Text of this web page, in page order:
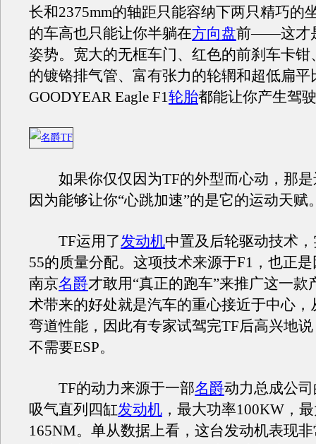
长和2375mm的轴距只能容纳下两只精巧的
的车高也只能让你半躺在方向盘前——这才
姿势。宽大的无框车门、红色的前刹车卡钳
的镀铬排气管、富有张力的轮辋和超低扁平
GOODYEAR Eagle F1轮胎都能让你产生驾
如果你仅仅因为TF的外型而心动，那是
因为能够让你“心跳加速”的是它的运动天赋
TF运用了发动机中置及后轮驱动技术
55的质量分配。这项技术来源于F1，也正
南京名爵才敢用“真正的跑车”来推广这一款
术带来的好处就是汽车的重心接近于中心，
弯道性能，因此有专家试驾完TF后高兴地
不需要ESP。
TF的动力来源于一部名爵动力总成公
吸气直列四缸发动机 ，最大功率100KW，
165NM。单从数据上看，这台发动机表现